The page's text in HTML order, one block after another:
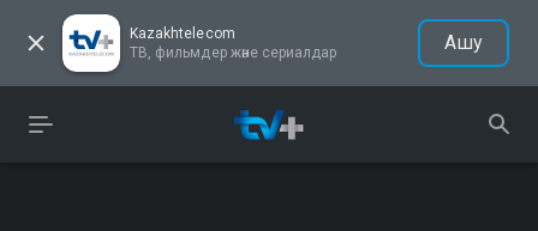
Kazakhtelecom
ТВ, фильмдер және сериалдар
Ашу